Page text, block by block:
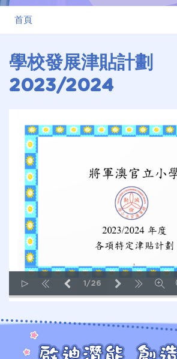
導
連
結
首頁
學校發展津貼計劃
2023/2024
LOADING PAGES 113% ...
1/26